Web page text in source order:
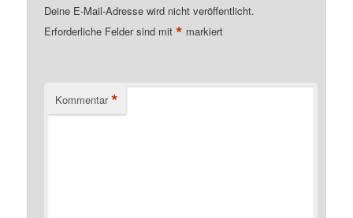
Deine E-Mail-Adresse wird nicht veröffentlicht.
Erforderliche Felder sind mit* markiert
Kommentar *